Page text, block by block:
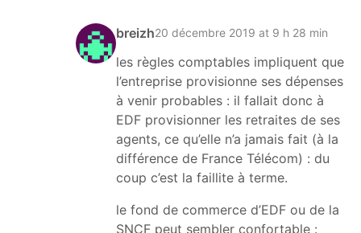
breizh20 décembre 2019 at 9 h 28 min
les règles comptables impliquent que
l’entreprise provisionne ses dépenses
à venir probables : il fallait donc à
EDF provisionner les retraites de ses
agents, ce qu’elle n’a jamais fait (à la
différence de France Télécom) : du
coup c’est la faillite à terme.
le fond de commerce d’EDF ou de la
SNCF peut sembler confortable :